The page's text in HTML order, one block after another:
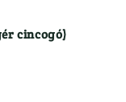
cincogó)